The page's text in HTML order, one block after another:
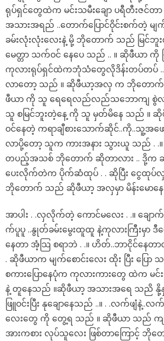
ရုပ်ရှင်တွေထဲက မင်းသမီးချော ပရီတီးဇင်တာ
အသားအရည် ..တောက်ပြောင်ဝိုင်းစက်တဲ့ မျ
ခမ်းလုံးလုံးလေးနဲ့ မို့ ဘိုတောက် သည် မြင်
မေတ္တာ သက်ဝင် နေပေ သည် .. ။ ဆိုဖီယာ ကို
ကုလားရုပ်ရှင်ထဲကဘုံသံတွေလိုဒိန်းတပ်တပ် …
လာတော့ သည် ။ ဆိုဖီယာ့အလှ က ဘိုတောက်ကို
ဖီယာ ကို သူ ရေရေလည်လည်သဘောကျ စွဲလန်
သူ စမြင်ဘူးတဲ့နေ့ ကို သူ မှတ်မိနေ သည် ။
ဝင်နေတဲ့ ကရာချီစားသောက်ဆိုင်..ကို..သူ့အဖ
လာပို့တော့ သူက ကားအနား သွားယူ သည် .
တပည့်အသစ် ဘိုတောက် ဆိုတာလား .. ဒို့က ဆို
ပေးလိုက်တဲက ပိုက်ဆံထုပ် . . ဆိုပြီး ငွေထုပ်
ဘိုတောက် သည် ဆိုဖီယာ့ အလှမှာ မိန်းမောနေ
အာပါး . .လှလိုက်တဲ့ ကောင်မလေး . .။ ချော
က်ပူပူ ..နွုတ်ခမ်းမွေးထူထူ နဲ့ကုလားကြီးမှာ
နေတာ အံ့သြ စရာဘဲ . .။ ဟိတ်..ဘာငိုင်နေတာ
. ဆိုဖီယာက မျက်စောင်းလေး ထိုး ပြီး ပြော
စကားပြောနေပုံက ကုလားကားတွေ ထဲက မ
နဲ့ တူနေသည် ။ဆိုဖီယာ့ အသားအရေ သညိ နို့နှစ်
ဖြူဝင်းပြီး နုချောနေသည် ..။ . .လက်ဖျံနဲ့..လ
လေးတွေ ကို တွေ့ရ သည် ။ ဆိုဖီယာ သည် ကျန်
အားကစား လုပ်သူလေး ဖြစ်တာကြောင့်